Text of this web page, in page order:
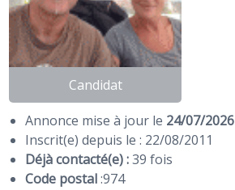
Candidat
Annonce mise à jour le 24/07/2026
Inscrit(e) depuis le : 22/08/2011
Déjà contacté(e) :39 fois
Code postal:974